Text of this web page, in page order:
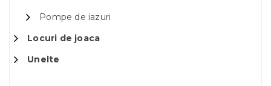
Pompe de iazuri
Locuri de joaca
Unelte